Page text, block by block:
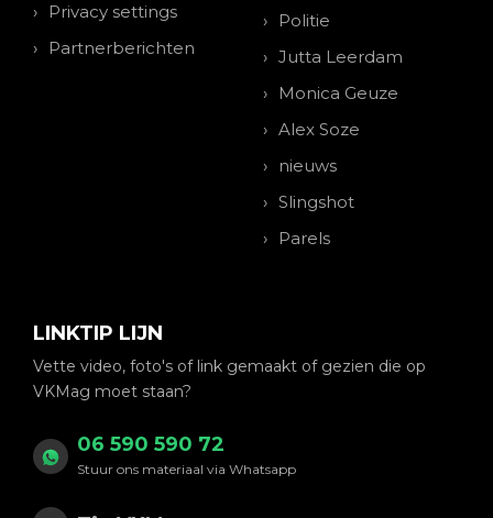
Privacy settings
Partnerberichten
Politie
Jutta Leerdam
Monica Geuze
Alex Soze
nieuws
Slingshot
Parels
LINKTIP LIJN
Vette video, foto's of link gemaakt of gezien die op
VKMag moet staan?
06 590 590 72
Stuur ons materiaal via Whatsapp